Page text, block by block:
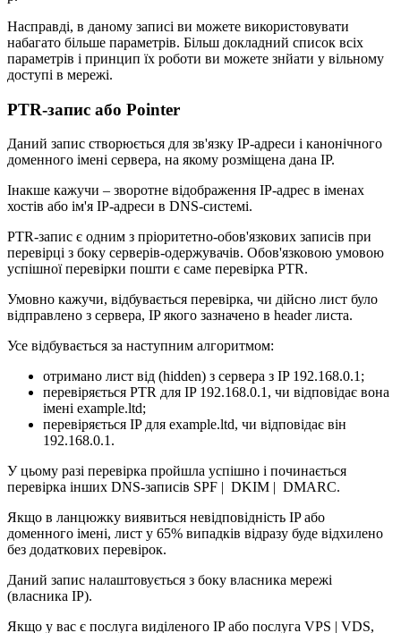
Насправді, в даному записі ви можете використовувати
набагато більше параметрів. Більш докладний список всіх
параметрів і принцип їх роботи ви можете знйати у вільному
доступі в мережі.
PTR-запис або Pointer
Даний запис створюється для зв'язку IP-адреси і канонічного
доменного імені сервера, на якому розміщена дана IP.
Інакше кажучи – зворотне відображення IP-адрес в іменах
хостів або ім'я IP-адреси в DNS-системі.
PTR-запис є одним з пріоритетно-обов'язкових записів при
перевірці з боку серверів-одержувачів. Обов'язковою умовою
успішної перевірки пошти є саме перевірка PTR.
Умовно кажучи, відбувається перевірка, чи дійсно лист було
відправлено з сервера, IP якого зазначено в header листа.
Усе відбувається за наступним алгоритмом:
отримано лист від (hidden) з сервера з IP 192.168.0.1;
перевіряється PTR для IP 192.168.0.1, чи відповідає вона
імені example.ltd;
перевіряється IP для example.ltd, чи відповідає він
192.168.0.1.
У цьому разі перевірка пройшла успішно і починається
перевірка інших DNS-записів SPF | DKIM | DMARC.
Якщо в ланцюжку виявиться невідповідність IP або
доменного імені, лист у 65% випадків відразу буде відхилено
без додаткових перевірок.
Даний запис налаштовується з боку власника мережі
(власника IP).
Якщо у вас є послуга виділеного IP або послуга VPS | VDS,